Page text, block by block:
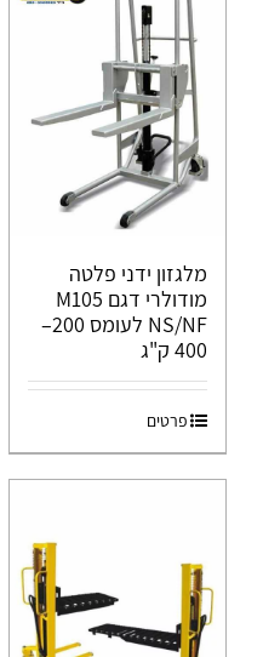
מלגזון ידני פלטה
מודולרי דגם M105
NS/NF לעומס 200–
400 ק"ג
פרטים